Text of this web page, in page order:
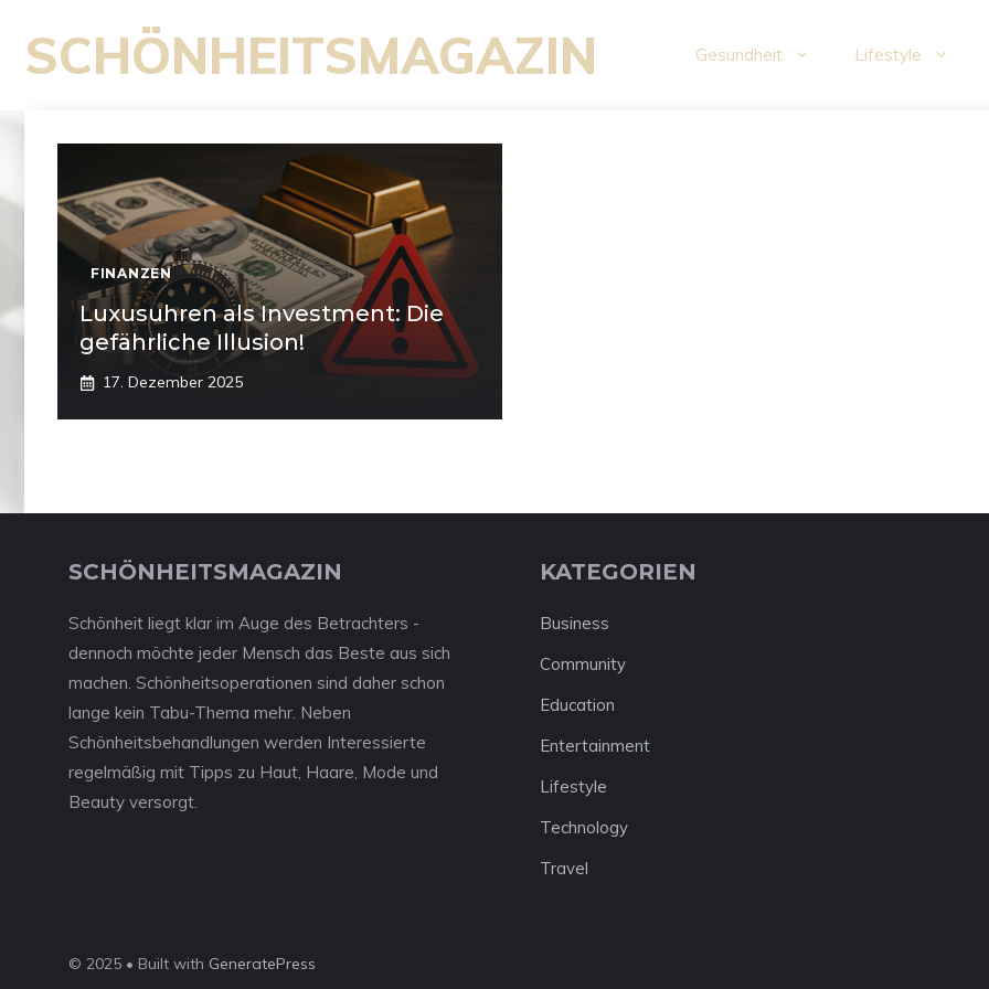
Inhalt
springen
SCHÖNHEITSMAGAZIN Gesundheit Lifestyle
FINANZEN
Luxusuhren als Investment: Die
gefährliche Illusion!
17. Dezember 2025
SCHÖNHEITSMAGAZIN
Schönheit liegt klar im Auge des Betrachters -
dennoch möchte jeder Mensch das Beste aus sich
machen. Schönheitsoperationen sind daher schon
lange kein Tabu-Thema mehr. Neben
Schönheitsbehandlungen werden Interessierte
regelmäßig mit Tipps zu Haut, Haare, Mode und
Beauty versorgt.
KATEGORIEN
Business
Community
Education
Entertainment
Lifestyle
Technology
Travel
© 2025 • Built with GeneratePress